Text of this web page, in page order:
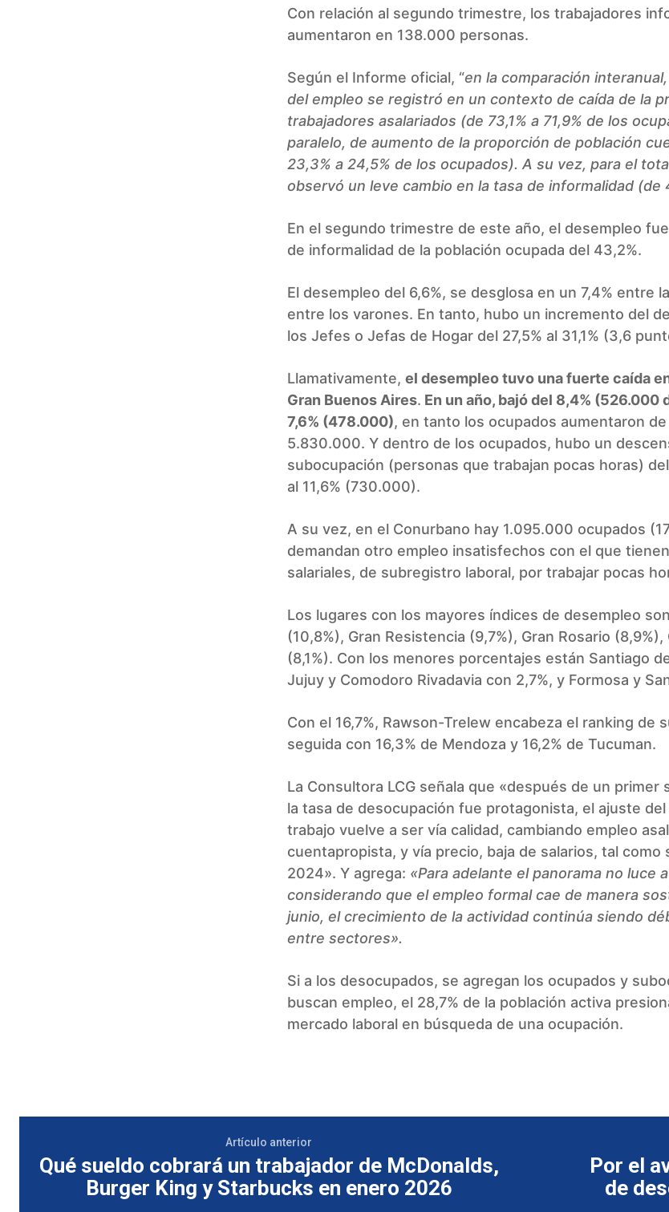
Con relación al segundo trimestre, los trabajadores
aumentaron en 138.000 personas.
Según el Informe oficial, “en la comparación
del empleo se registró en un contexto de caída de la
trabajadores asalariados (de 73,1% a 71,9% de los
paralelo, de aumento de la proporción de población
23,3% a 24,5% de los ocupados). A su vez, para el
observó un leve cambio en la tasa de informalidad (de
En el segundo trimestre de este año, el desempleo fue
de informalidad de la población ocupada del 43,2%.
El desempleo del 6,6%, se desglosa en un 7,4% entre
entre los varones. En tanto, hubo un incremento del
los Jefes o Jefas de Hogar del 27,5% al 31,1% (3,6
Llamativamente, el desempleo tuvo una fuerte caída
Gran Buenos Aires. En un año, bajó del 8,4% (526.000
7,6% (478.000), en tanto los ocupados aumentaron
5.830.000. Y dentro de los ocupados, hubo un
subocupación (personas que trabajan pocas horas)
al 11,6% (730.000).
A su vez, en el Conurbano hay 1.095.000 ocupados
demandan otro empleo insatisfechos con el que
salariales, de subregistro laboral, por trabajar pocas
Los lugares con los mayores índices de desempleo
(10,8%), Gran Resistencia (9,7%), Gran Rosario (8,9%),
(8,1%). Con los menores porcentajes están Santiago
Jujuy y Comodoro Rivadavia con 2,7%, y Formosa y
Con el 16,7%, Rawson-Trelew encabeza el ranking de
seguida con 16,3% de Mendoza y 16,2% de Tucuman.
La Consultora LCG señala que «después de un primer
la tasa de desocupación fue protagonista, el ajuste
trabajo vuelve a ser vía calidad, cambiando empleo
cuentapropista, y vía precio, baja de salarios, tal como
2024». Y agrega: «Para adelante el panorama no luce
considerando que el empleo formal cae de manera
junio, el crecimiento de la actividad continúa siendo
entre sectores».
Si a los desocupados, se agregan los ocupados y
buscan empleo, el 28,7% de la población activa
mercado laboral en búsqueda de una ocupación.
Artículo anterior
Qué sueldo cobrará un trabajador de McDonalds,
Burger King y Starbucks en enero 2026
Por el
de